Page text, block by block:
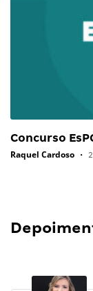
Concurso
Raquel Cardoso •